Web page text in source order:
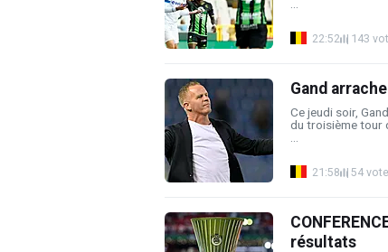
22:52 143
Gand
Ce jeudi soir,
du troisième tour
21:58 54
résultats